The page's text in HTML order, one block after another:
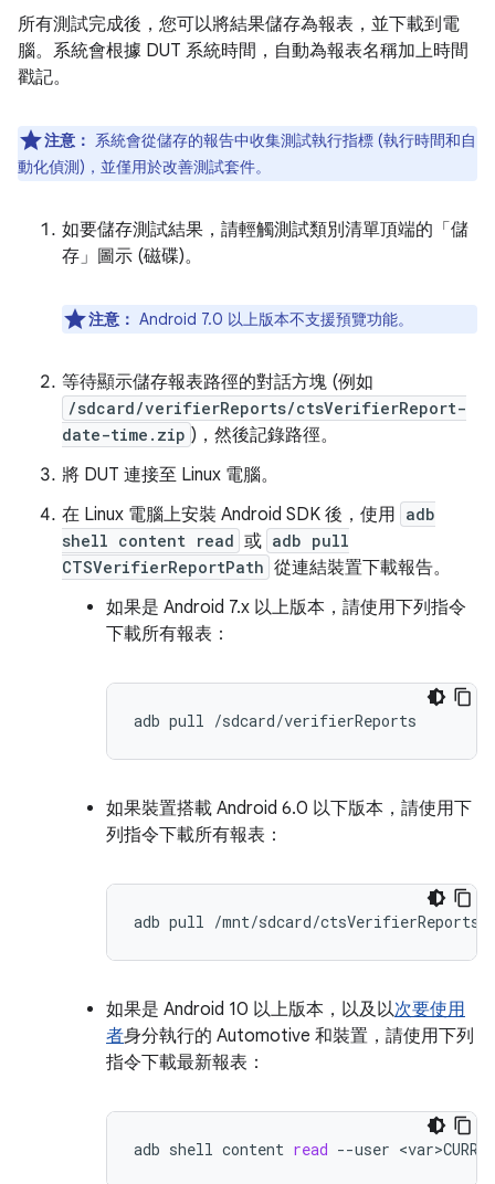
所有測試完成後，您可以將結果儲存為報表，並下載到電
腦。系統會根據 DUT 系統時間，自動為報表名稱加上時間
戳記。
注意： 系統會從儲存的報告中收集測試執行指標 (執行時間和自
動化偵測)，並僅用於改善測試套件。
如要儲存測試結果，請輕觸測試類別清單頂端的「儲
存」圖示 (磁碟)。
注意： Android 7.0 以上版本不支援預覽功能。
等待顯示儲存報表路徑的對話方塊 (例如
/sdcard/verifierReports/ctsVerifierReport-
date-time.zip )，然後記錄路徑。
將 DUT 連接至 Linux 電腦。
在 Linux 電腦上安裝 Android SDK 後，使用 adb
shell content read 或 adb pull
CTSVerifierReportPath 從連結裝置下載報告。
如果是 Android 7.x 以上版本，請使用下列指令
下載所有報表：
adb pull
如果裝置搭載 Android 6.0 以下版本，請使用下
列指令下載所有報表：
adb pull
如果是 Android 10 以上版本，以及以次要使用
者身分執行的 Automotive 和裝置，請使用下列
指令下載最新報表：
adb shell content read --user